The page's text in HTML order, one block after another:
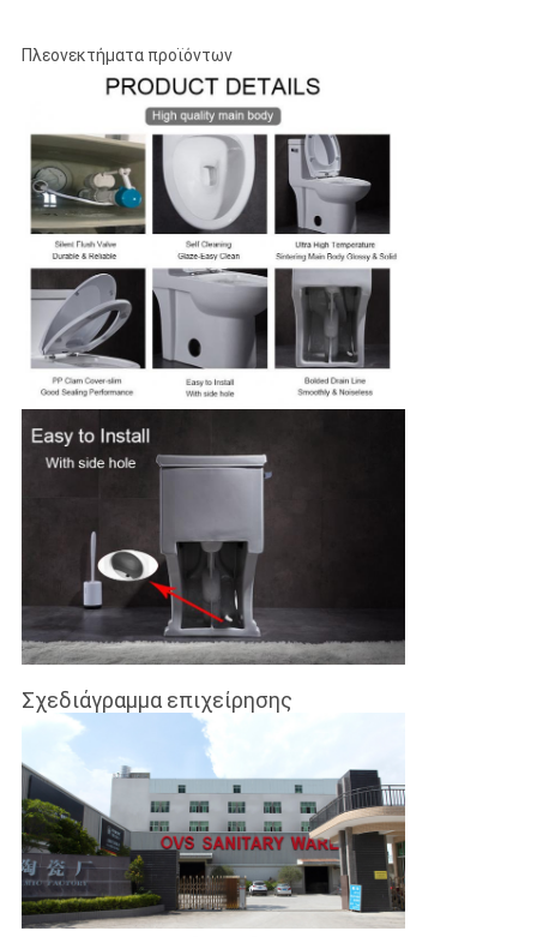
Πλεονεκτήματα προϊόντων
Σχεδιάγραμμα επιχείρησης